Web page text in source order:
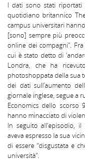
I dati sono stati riportati
quotidiano britannico
campus universitari
[sono] sempre più
online dei compagni”.
cui è stato detto di
Londra, che ha
photoshoppata della sua
dei dati sull’aumento
giornale inglese, segue a
Economics dello scorso
hanno minacciato di
In seguito all’episodio,
aveva espresso la sua
di essere “disgustata e
università”.